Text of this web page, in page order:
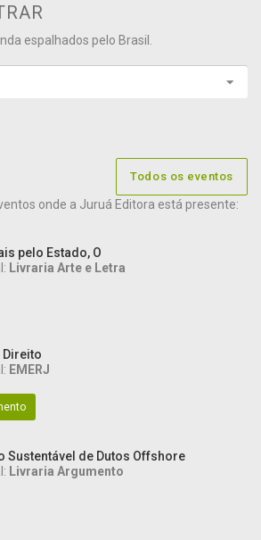
espalhados pelo Brasil.
Todos os eventos
onde a Juruá Editora está presente:
pelo Estado, O
Livraria Arte e Letra
Direito
EMERJ
Sustentável de Dutos Offshore
Livraria Argumento